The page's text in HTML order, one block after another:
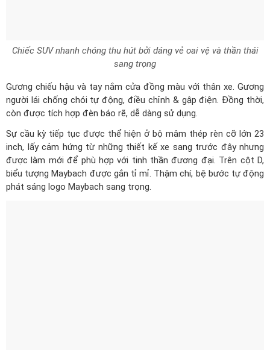
Gương chiếu hậu và tay nắm cửa đồng màu với thân xe. Gương
còn được tích hợp đèn báo rẽ, dễ dàng sử dụng.
Sự cầu kỳ tiếp tục được thể hiện ở bộ mâm thép rèn cỡ lớn 23
inch, lấy cảm hứng từ những thiết kế xe sang trước đây nhưng
được làm mới để phù hợp với tinh thần đương đại. Trên cột D,
biểu tượng Maybach được gắn tỉ mỉ. Thậm chí, bệ bước tự động
phát sáng logo Maybach sang trọng.